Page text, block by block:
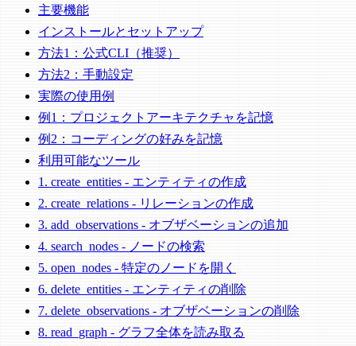
主要機能
インストールとセットアップ
方法1：公式CLI（推奨）
方法2：手動設定
実際の使用例
例1：プロジェクトアーキテクチャを記憶
例2：コーディングの好みを記憶
利用可能なツール
1. create_entities - エンティティの作成
2. create_relations - リレーションの作成
3. add_observations - オブザベーションの追加
4. search_nodes - ノードの検索
5. open_nodes - 特定のノードを開く
6. delete_entities - エンティティの削除
7. delete_observations - オブザベーションの削除
8. read_graph - グラフ全体を読み取る